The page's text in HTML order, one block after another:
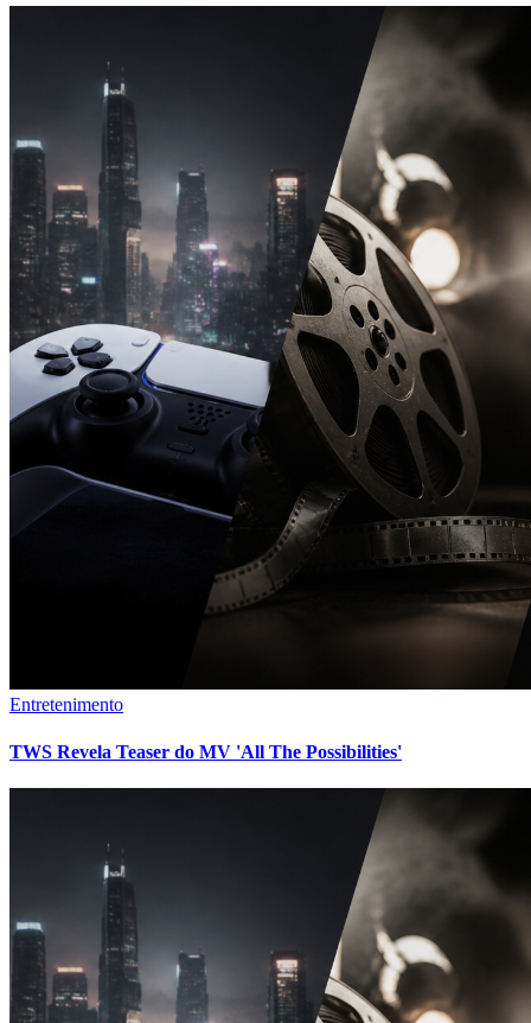
Entretenimento
TWS Revela Teaser do MV 'All The Possibilities'